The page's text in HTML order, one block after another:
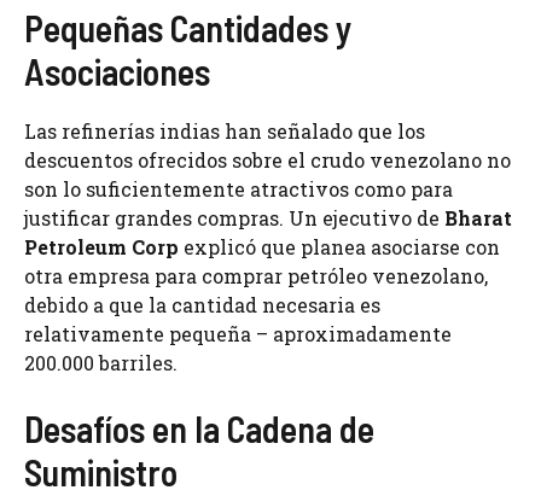
Pequeñas Cantidades y
Asociaciones
Las refinerías indias han señalado que los
descuentos ofrecidos sobre el crudo venezolano no
son lo suficientemente atractivos como para
justificar grandes compras. Un ejecutivo de Bharat
Petroleum Corp explicó que planea asociarse con
otra empresa para comprar petróleo venezolano,
debido a que la cantidad necesaria es
relativamente pequeña – aproximadamente
200.000 barriles.
Desafíos en la Cadena de
Suministro